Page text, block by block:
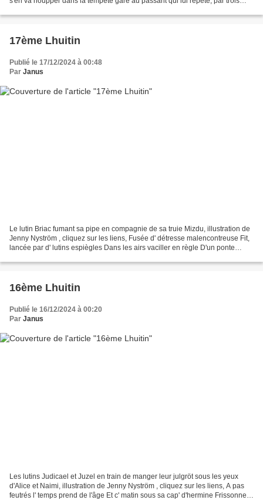
17ème Lhuitin
Publié le 17/12/2024 à 00:48
Par Janus
Le lutin Briac fumant sa pipe en compagnie de sa truie Mizdu, illustration de
Jenny Nyström , cliquez sur les liens, Fusée d' détresse malencontreuse Fit,
lancée par d' lutins espiègles Dans les airs vaciller en règle D'un ponte
16ème Lhuitin
Publié le 16/12/2024 à 00:20
Par Janus
Les lutins Judicael et Juzel en train de manger leur julgröt sous les yeux
d'Alice et Naimi, illustration de Jenny Nyström , cliquez sur les liens, A pas
feutrés l' temps prend de l'âge Et c' matin sous sa cap' d'hermine Frissonne